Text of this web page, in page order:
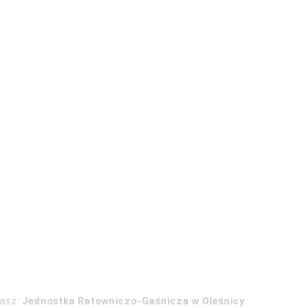
Jednostka Ratowniczo-Gaśnicza w Oleśnicy